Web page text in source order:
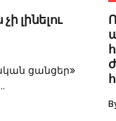
լինելու
ցանցեր»